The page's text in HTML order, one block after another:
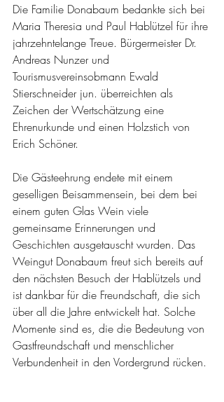
Die Familie Donabaum bedankte sich bei
Maria Theresia und Paul Hablützel für ihre
jahrzehntelange Treue. Bürgermeister Dr.
Andreas Nunzer und
Tourismusvereinsobmann Ewald
Stierschneider jun. überreichten als
Zeichen der Wertschätzung eine
Ehrenurkunde und einen Holzstich von
Erich Schöner.
Die Gästeehrung endete mit einem
geselligen Beisammensein, bei dem bei
einem guten Glas Wein viele
gemeinsame Erinnerungen und
Geschichten ausgetauscht wurden. Das
Weingut Donabaum freut sich bereits auf
den nächsten Besuch der Hablützels und
ist dankbar für die Freundschaft, die sich
über all die Jahre entwickelt hat. Solche
Momente sind es, die die Bedeutung von
Gastfreundschaft und menschlicher
Verbundenheit in den Vordergrund rücken.